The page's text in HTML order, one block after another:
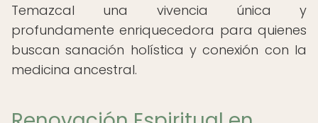
Temazcal una vivencia única y
profundamente enriquecedora para quienes
buscan sanación holística y conexión con la
medicina ancestral.